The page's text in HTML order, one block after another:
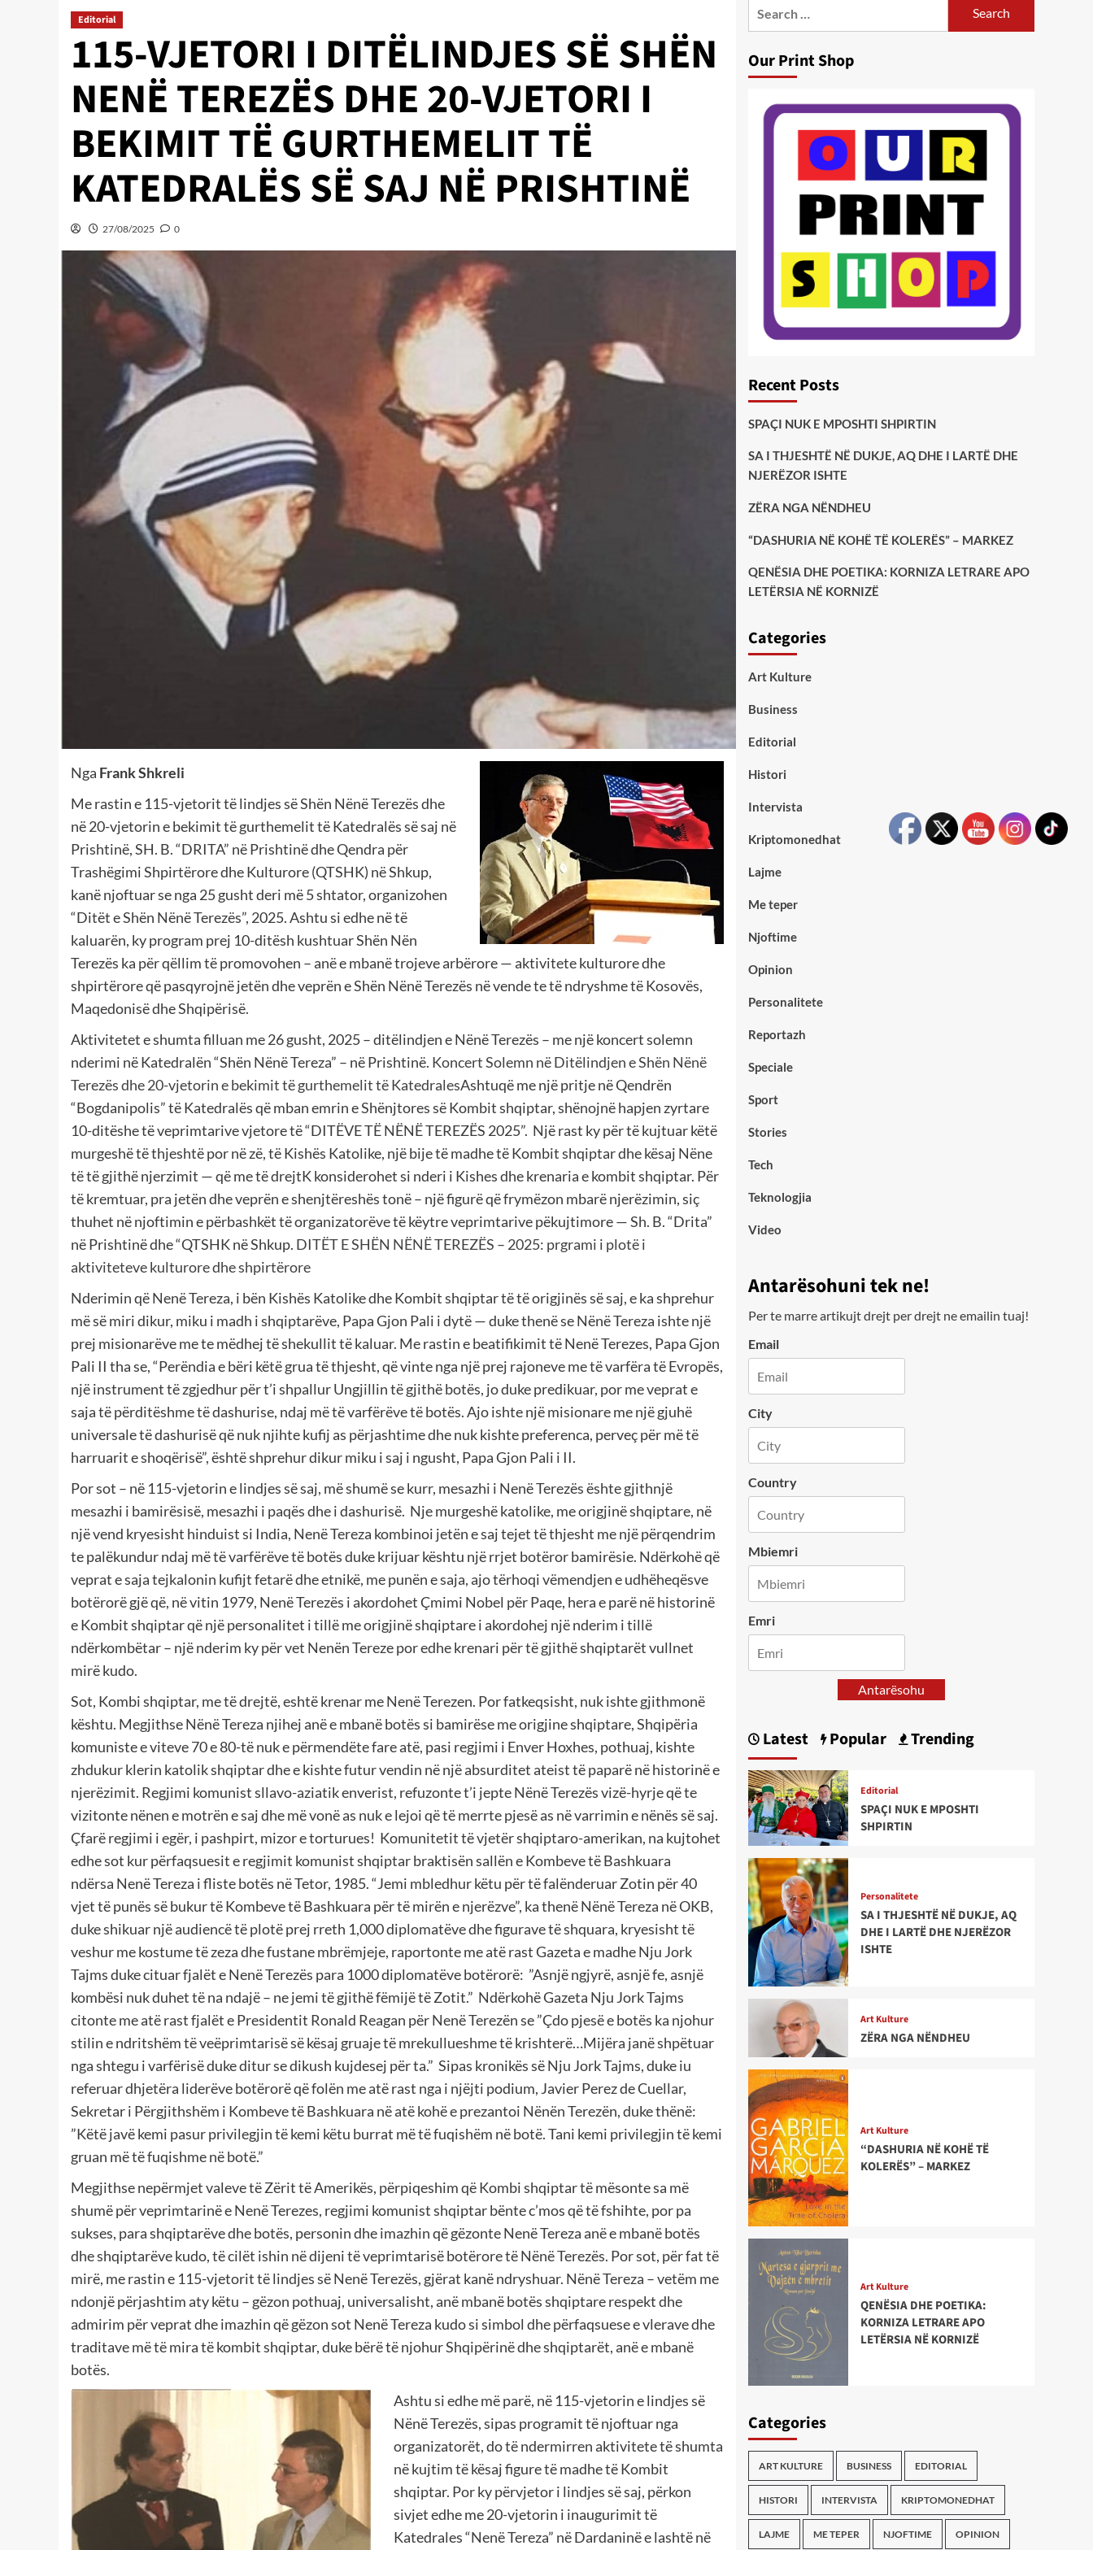
Editorial
115-VJETORI I DITËLINDJES SË SHËN
NENË TEREZËS DHE 20-VJETORI I
BEKIMIT TË GURTHEMELIT TË
KATEDRALËS SË SAJ NË PRISHTINË
27/08/2025 0
Nga Frank Shkreli
Me rastin e 115-vjetorit të lindjes së Shën Nënë Terezës dhe
në 20-vjetorin e bekimit të gurthemelit të Katedralës së saj në
Prishtinë, SH. B. “DRITA” në Prishtinë dhe Qendra për
Trashëgimi Shpirtërore dhe Kulturore (QTSHK) në Shkup,
kanë njoftuar se nga 25 gusht deri më 5 shtator, organizohen
“Ditët e Shën Nënë Terezës”, 2025. Ashtu si edhe në të
kaluarën, ky program prej 10-ditësh kushtuar Shën Nën
Terezës ka për qëllim të promovohen – anë e mbanë trojeve arbërore — aktivitete kulturore dhe
shpirtërore që pasqyrojnë jetën dhe veprën e Shën Nënë Terezës në vende te të ndryshme të Kosovës,
Maqedonisë dhe Shqipërisë.
Aktivitetet e shumta filluan me 26 gusht, 2025 – ditëlindjen e Nënë Terezës – me një koncert solemn
nderimi në Katedralën “Shën Nënë Tereza” – në Prishtinë. Koncert Solemn në Ditëlindjen e Shën Nënë
Terezës dhe 20-vjetorin e bekimit të gurthemelit të KatedralesAshtuqë me një pritje në Qendrën
“Bogdanipolis” të Katedralës që mban emrin e Shënjtores së Kombit shqiptar, shënojnë hapjen zyrtare
10-ditëshe të veprimtarive vjetore të “DITËVE TË NËNË TEREZËS 2025”. Një rast ky për të kujtuar këtë
murgeshë të thjeshtë por në zë, të Kishës Katolike, një bije të madhe të Kombit shqiptar dhe kësaj Nëne
të të gjithë njerzimit — që me të drejtK konsiderohet si nderi i Kishes dhe krenaria e kombit shqiptar. Për
të kremtuar, pra jetën dhe veprën e shenjtëreshës tonë – një figurë që frymëzon mbarë njerëzimin, siç
thuhet në njoftimin e përbashkët të organizatorëve të këytre veprimtarive pëkujtimore — Sh. B. “Drita”
në Prishtinë dhe “QTSHK në Shkup. DITËT E SHËN NËNË TEREZËS – 2025: prgrami i plotë i
aktiviteteve kulturore dhe shpirtërore
Nderimin që Nenë Tereza, i bën Kishës Katolike dhe Kombit shqiptar të të origjinës së saj, e ka shprehur
më së miri dikur, miku i madh i shqiptarëve, Papa Gjon Pali i dytë — duke thenë se Nënë Tereza ishte një
prej misionarëve me te mëdhej të shekullit të kaluar. Me rastin e beatifikimit të Nenë Terezes, Papa Gjon
Pali II tha se, “Perëndia e bëri këtë grua të thjesht, që vinte nga një prej rajoneve me të varfëra të Evropës,
një instrument të zgjedhur për t’i shpallur Ungjillin të gjithë botës, jo duke predikuar, por me veprat e
saja të përditëshme të dashurise, ndaj më të varfërëve të botës. Ajo ishte një misionare me një gjuhë
universale të dashurisë që nuk njihte kufij as përjashtime dhe nuk kishte preferenca, perveç për më të
harruarit e shoqërisë”, është shprehur dikur miku i saj i ngusht, Papa Gjon Pali i II.
Por sot – në 115-vjetorin e lindjes së saj, më shumë se kurr, mesazhi i Nenë Terezës ështe gjithnjë
mesazhi i bamirësisë, mesazhi i paqës dhe i dashurisë. Nje murgeshë katolike, me origjinë shqiptare, në
një vend kryesisht hinduist si India, Nenë Tereza kombinoi jetën e saj tejet të thjesht me një përqendrim
te palëkundur ndaj më të varfërëve të botës duke krijuar kështu një rrjet botëror bamirësie. Ndërkohë që
veprat e saja tejkalonin kufijt fetarë dhe etnikë, me punën e saja, ajo tërhoqi vëmendjen e udhëheqësve
botërorë gjë që, në vitin 1979, Nenë Terezës i akordohet Çmimi Nobel për Paqe, hera e parë në historinë
e Kombit shqiptar që një personalitet i tillë me origjinë shqiptare i akordohej një nderim i tillë
ndërkombëtar – një nderim ky për vet Nenën Tereze por edhe krenari për të gjithë shqiptarët vullnet
mirë kudo.
Sot, Kombi shqiptar, me të drejtë, eshtë krenar me Nenë Terezen. Por fatkeqsisht, nuk ishte gjithmonë
kështu. Megjithse Nënë Tereza njihej anë e mbanë botës si bamirëse me origjine shqiptare, Shqipëria
komuniste e viteve 70 e 80-të nuk e përmendëte fare atë, pasi regjimi i Enver Hoxhes, pothuaj, kishte
zhdukur klerin katolik shqiptar dhe e kishte futur vendin në një absurditet ateist të paparë në historinë e
njerëzimit. Regjimi komunist sllavo-aziatik enverist, refuzonte t’i jepte Nënë Terezës vizë-hyrje që te
vizitonte nënen e motrën e saj dhe më vonë as nuk e lejoi që të merrte pjesë as në varrimin e nënës së saj.
Çfarë regjimi i egër, i pashpirt, mizor e torturues! Komunitetit të vjetër shqiptaro-amerikan, na kujtohet
edhe sot kur përfaqsuesit e regjimit komunist shqiptar braktisën sallën e Kombeve të Bashkuara
ndërsa Nenë Tereza i fliste botës në Tetor, 1985. “Jemi mbledhur këtu për të falënderuar Zotin për 40
vjet të punës së bukur të Kombeve të Bashkuara për të mirën e njerëzve”, ka thenë Nënë Tereza në OKB,
duke shikuar një audiencë të plotë prej rreth 1,000 diplomatëve dhe figurave të shquara, kryesisht të
veshur me kostume të zeza dhe fustane mbrëmjeje, raportonte me atë rast Gazeta e madhe Nju Jork
Tajms duke cituar fjalët e Nenë Terezës para 1000 diplomatëve botërorë: ”Asnjë ngjyrë, asnjë fe, asnjë
kombësi nuk duhet të na ndajë – ne jemi të gjithë fëmijë të Zotit.” Ndërkohë Gazeta Nju Jork Tajms
citonte me atë rast fjalët e Presidentit Ronald Reagan për Nenë Terezën se ”Çdo pjesë e botës ka njohur
stilin e ndritshëm të veëprimtarisë së kësaj gruaje të mrekullueshme të krishterë…Mijëra janë shpëtuar
nga shtegu i varfërisë duke ditur se dikush kujdesej për ta.” Sipas kronikës së Nju Jork Tajms, duke iu
referuar dhjetëra liderëve botërorë që folën me atë rast nga i njëjti podium, Javier Perez de Cuellar,
Sekretar i Përgjithshëm i Kombeve të Bashkuara në atë kohë e prezantoi Nënën Terezën, duke thënë:
”Këtë javë kemi pasur privilegjin të kemi këtu burrat më të fuqishëm në botë. Tani kemi privilegjin të kemi
gruan më të fuqishme në botë.”
Megjithse nepërmjet valeve të Zërit të Amerikës, përpiqeshim që Kombi shqiptar të mësonte sa më
shumë për veprimtarinë e Nenë Terezes, regjimi komunist shqiptar bënte c’mos që të fshihte, por pa
sukses, para shqiptarëve dhe botës, personin dhe imazhin që gëzonte Nenë Tereza anë e mbanë botës
dhe shqiptarëve kudo, të cilët ishin në dijeni të veprimtarisë botërore të Nënë Terezës. Por sot, për fat të
mirë, me rastin e 115-vjetorit të lindjes së Nenë Terezës, gjërat kanë ndryshuar. Nënë Tereza – vetëm me
ndonjë përjashtim aty këtu – gëzon pothuaj, universalisht, anë mbanë botës shqiptare respekt dhe
admirim për veprat dhe imazhin që gëzon sot Nenë Tereza kudo si simbol dhe përfaqsuese e vlerave dhe
traditave më të mira të kombit shqiptar, duke bërë të njohur Shqipërinë dhe shqiptarët, anë e mbanë
botës.
Ashtu si edhe më parë, në 115-vjetorin e lindjes së
Nënë Terezës, sipas programit të njoftuar nga
organizatorët, do të ndermirren aktivitete të shumta
në kujtim të kësaj figure të madhe të Kombit
shqiptar. Por ky përvjetor i lindjes së saj, përkon
sivjet edhe me 20-vjetorin i inaugurimit të
Katedrales “Nenë Tereza” në Dardaninë e lashtë në
Our Print Shop
Recent Posts
SPAÇI NUK E MPOSHTI SHPIRTIN
SA I THJESHTË NË DUKJE, AQ DHE I LARTË DHE
NJERËZOR ISHTE
ZËRA NGA NËNDHEU
“DASHURIA NË KOHË TË KOLERËS” – MARKEZ
QENËSIA DHE POETIKA: KORNIZA LETRARE APO
LETËRSIA NË KORNIZË
Categories
Art Kulture
Business
Editorial
Histori
Intervista
Kriptomonedhat
Lajme
Me teper
Njoftime
Opinion
Personalitete
Reportazh
Speciale
Sport
Stories
Tech
Teknologjia
Video
Antarësohuni tek ne!
Per te marre artikujt drejt per drejt ne emailin tuaj!
Email
City
Country
Mbiemri
Emri
Antarësohu
Latest Popular Trending
Editorial
SPAÇI NUK E MPOSHTI
SHPIRTIN
Personalitete
SA I THJESHTË NË DUKJE, AQ
DHE I LARTË DHE NJERËZOR
ISHTE
Art Kulture
ZËRA NGA NËNDHEU
Art Kulture
“DASHURIA NË KOHË TË
KOLERËS” – MARKEZ
Art Kulture
QENËSIA DHE POETIKA:
KORNIZA LETRARE APO
LETËRSIA NË KORNIZË
Categories
ART KULTURE BUSINESS EDITORIAL
HISTORI INTERVISTA KRIPTOMONEDHAT
LAJME ME TEPER NJOFTIME OPINION